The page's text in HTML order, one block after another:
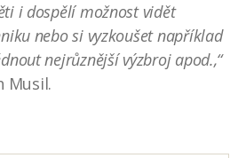
i dospělí možnost vidět
nebo si vyzkoušet například
nejrůznější výzbroj apod.,“
Musil.